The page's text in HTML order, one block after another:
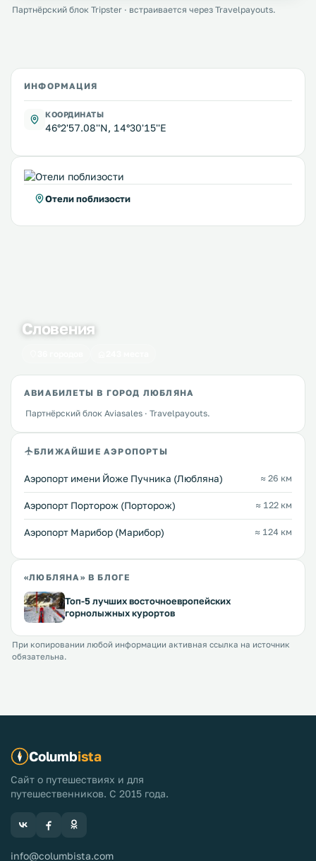
Партнёрский блок Tripster · встраивается через Travelpayouts.
ИНФОРМАЦИЯ
КООРДИНАТЫ
46°2'57.08''N, 14°30'15''E
Отели поблизости
Словения
АВИАБИЛЕТЫ В ГОРОД ЛЮБЛЯНА
Партнёрский блок Aviasales · Travelpayouts.
БЛИЖАЙШИЕ АЭРОПОРТЫ
Аэропорт имени Йоже Пучника (Любляна) ≈ 26 км
Аэропорт Порторож (Порторож) ≈ 122 км
Аэропорт Марибор (Марибор) ≈ 124 км
«ЛЮБЛЯНА» В БЛОГЕ
Топ-5 лучших восточноевропейских
горнолыжных курортов
При копировании любой информации активная ссылка на источник
обязательна.
Columbista
Сайт о путешествиях и для
путешественников. С 2015 года.
info@columbista.com